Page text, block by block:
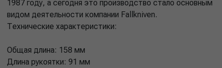
1987 году, а сегодня это производство стало основным
видом деятельности компании Fallkniven.
Технические характеристики:
Общая длина: 158 мм
Длина рукоятки: 91 мм